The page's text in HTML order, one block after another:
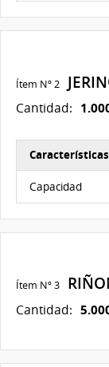
Ítem Nº 2
Cantidad:
Características
Características
Capacidad
Ítem Nº 3
Cantidad: